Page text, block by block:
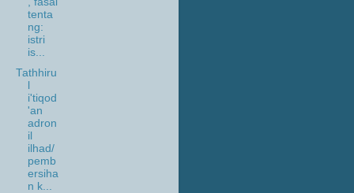
tenta
ng:
istri
is...
Tathhiru
i'tiqod
'an
adron
il
ilhad/
pemb
ersiha
n k...